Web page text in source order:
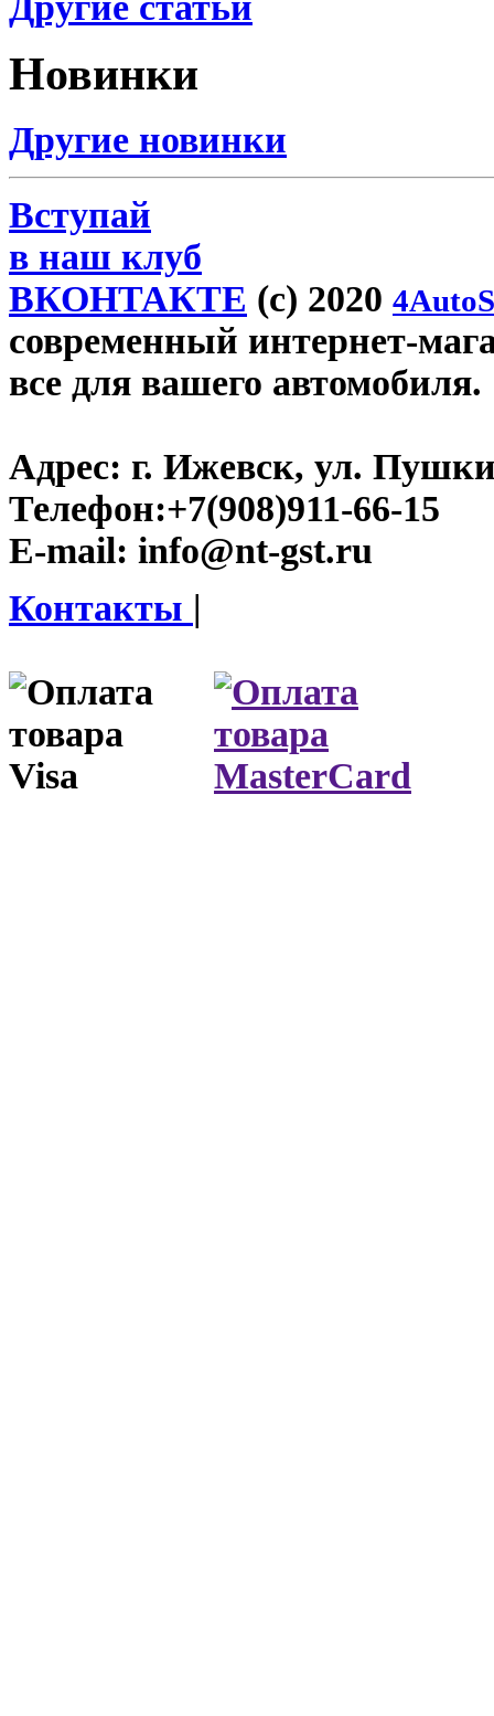
Новинки
Другие новинки
Вступай
в наш клуб
ВКОНТАКТЕ (c) 2020
современный интернет-
все для вашего автомобиля.
Адрес: г. Ижевск, ул.
Телефон:+7(908)911-66-15
E-mail: info@nt-gst.ru
Контакты |